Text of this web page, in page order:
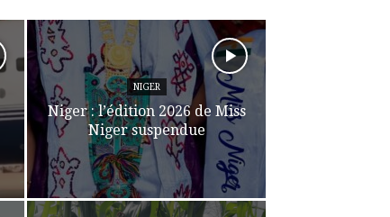
NIGER
Niger : l’édition 2026 de Miss
Niger suspendue